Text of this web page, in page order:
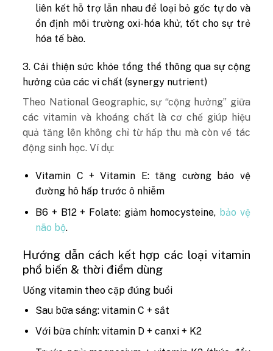
liên kết hỗ trợ lẫn nhau để loại bỏ gốc tự do và
ổn định môi trường oxi-hóa khử, tốt cho sự trẻ
hóa tế bào.
3. Cải thiện sức khỏe tổng thể thông qua sự cộng
hưởng của các vi chất (synergy nutrient)
Theo National Geographic, sự “cộng hưởng” giữa
các vitamin và khoáng chất là cơ chế giúp hiệu
quả tăng lên không chỉ từ hấp thu mà còn về tác
động sinh học. Ví dụ:
Vitamin C + Vitamin E: tăng cường bảo vệ
đường hô hấp trước ô nhiễm
B6 + B12 + Folate: giảm homocysteine, bảo vệ
não bộ.
Hướng dẫn cách kết hợp các loại vitamin
phổ biến & thời điểm dùng
Uống vitamin theo cặp đúng buổi
Sau bữa sáng: vitamin C + sắt
Với bữa chính: vitamin D + canxi + K2